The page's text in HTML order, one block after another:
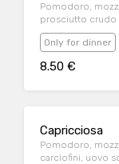
Pomodoro, mozz., carciofini, salsiccia, funghi freschi,
prosciutto crudo
Only for dinner
8.50 €
Capricciosa
Pomodoro,
carciofini, uovo